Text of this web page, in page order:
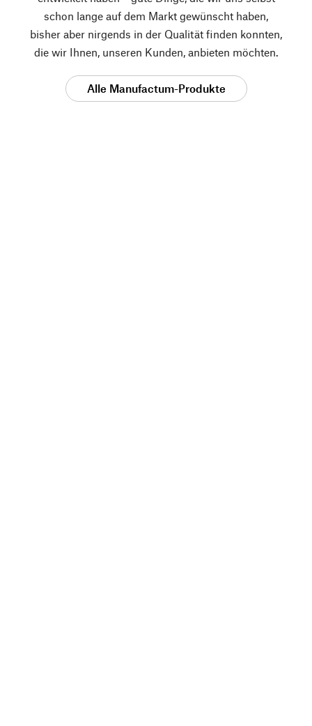
schon lange auf dem Markt gewünscht haben,
bisher aber nirgends in der Qualität finden konnten,
die wir Ihnen, unseren Kunden, anbieten möchten.
Alle Manufactum-Produkte